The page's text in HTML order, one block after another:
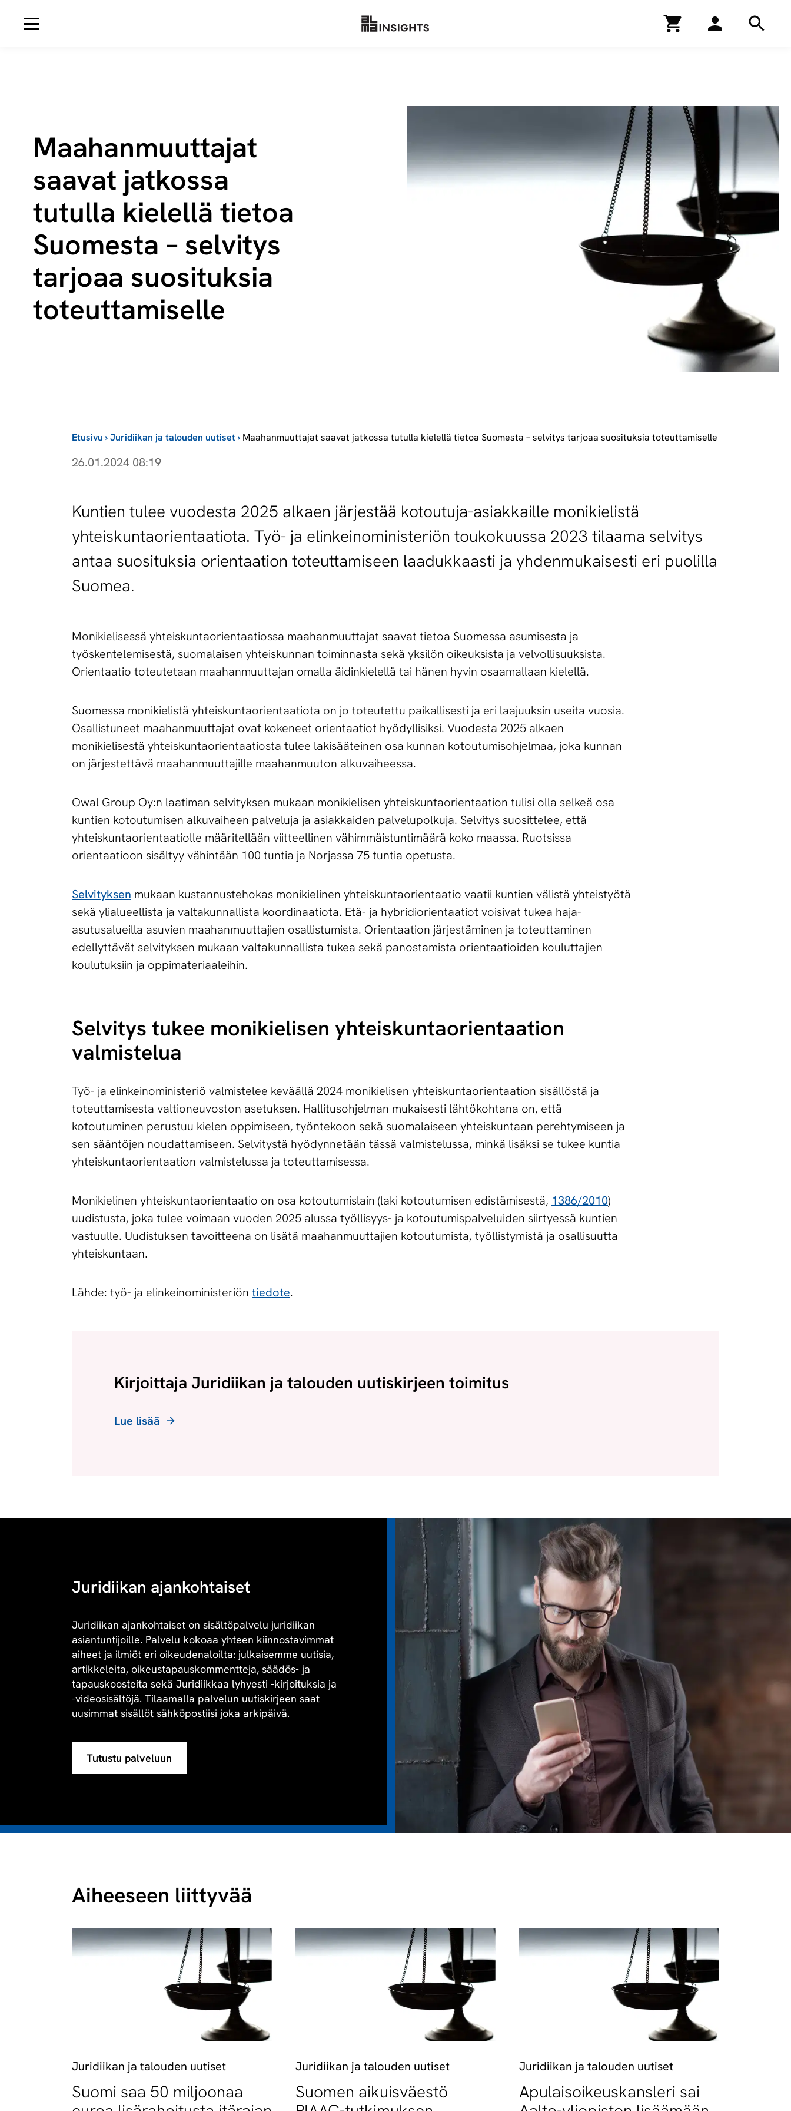
Maahanmuuttajat
saavat jatkossa
tutulla kielellä tietoa
Suomesta – selvitys
tarjoaa suosituksia
toteuttamiselle
Etusivu ›Juridiikan ja talouden uutiset› Maahanmuuttajat saavat jatkossa tutulla kielellä tietoa Suomesta – selvitys tarjoaa suosituksia toteuttamiselle
26.01.2024 08:19
Kuntien tulee vuodesta 2025 alkaen järjestää kotoutuja-asiakkaille monikielistä
yhteiskuntaorientaatiota. Työ- ja elinkeinoministeriön toukokuussa 2023 tilaama selvitys
antaa suosituksia orientaation toteuttamiseen laadukkaasti ja yhdenmukaisesti eri puolilla
Suomea.
Monikielisessä yhteiskuntaorientaatiossa maahanmuuttajat saavat tietoa Suomessa asumisesta ja
työskentelemisestä, suomalaisen yhteiskunnan toiminnasta sekä yksilön oikeuksista ja velvollisuuksista.
Orientaatio toteutetaan maahanmuuttajan omalla äidinkielellä tai hänen hyvin osaamallaan kielellä.
Suomessa monikielistä yhteiskuntaorientaatiota on jo toteutettu paikallisesti ja eri laajuuksin useita vuosia.
Osallistuneet maahanmuuttajat ovat kokeneet orientaatiot hyödyllisiksi. Vuodesta 2025 alkaen
monikielisestä yhteiskuntaorientaatiosta tulee lakisääteinen osa kunnan kotoutumisohjelmaa, joka kunnan
on järjestettävä maahanmuuttajille maahanmuuton alkuvaiheessa.
Owal Group Oy:n laatiman selvityksen mukaan monikielisen yhteiskuntaorientaation tulisi olla selkeä osa
kuntien kotoutumisen alkuvaiheen palveluja ja asiakkaiden palvelupolkuja. Selvitys suosittelee, että
yhteiskuntaorientaatiolle määritellään viitteellinen vähimmäistuntimäärä koko maassa. Ruotsissa
orientaatioon sisältyy vähintään 100 tuntia ja Norjassa 75 tuntia opetusta.
Selvityksen mukaan kustannustehokas monikielinen yhteiskuntaorientaatio vaatii kuntien välistä yhteistyötä
sekä ylialueellista ja valtakunnallista koordinaatiota. Etä- ja hybridiorientaatiot voisivat tukea haja-
asutusalueilla asuvien maahanmuuttajien osallistumista. Orientaation järjestäminen ja toteuttaminen
edellyttävät selvityksen mukaan valtakunnallista tukea sekä panostamista orientaatioiden kouluttajien
koulutuksiin ja oppimateriaaleihin.
Selvitys tukee monikielisen yh­teis­kun­tao­rien­taa­tion
valmistelua
Työ- ja elinkeinoministeriö valmistelee keväällä 2024 monikielisen yhteiskuntaorientaation sisällöstä ja
toteuttamisesta valtioneuvoston asetuksen. Hallitusohjelman mukaisesti lähtökohtana on, että
kotoutuminen perustuu kielen oppimiseen, työntekoon sekä suomalaiseen yhteiskuntaan perehtymiseen ja
sen sääntöjen noudattamiseen. Selvitystä hyödynnetään tässä valmistelussa, minkä lisäksi se tukee kuntia
yhteiskuntaorientaation valmistelussa ja toteuttamisessa.
Monikielinen yhteiskuntaorientaatio on osa kotoutumislain (laki kotoutumisen edistämisestä, 1386/2010)
uudistusta, joka tulee voimaan vuoden 2025 alussa työllisyys- ja kotoutumispalveluiden siirtyessä kuntien
vastuulle. Uudistuksen tavoitteena on lisätä maahanmuuttajien kotoutumista, työllistymistä ja osallisuutta
yhteiskuntaan.
Lähde: työ- ja elinkeinoministeriön tiedote.
Kirjoittaja Juridiikan ja talouden uutiskirjeen toimitus
Lue lisää
Juridiikan ajankohtaiset
Juridiikan ajankohtaiset on sisältöpalvelu juridiikan
asiantuntijoille. Palvelu kokoaa yhteen kiinnostavimmat
aiheet ja ilmiöt eri oikeudenaloilta: julkaisemme uutisia,
artikkeleita, oikeustapauskommentteja, säädös- ja
tapauskoosteita sekä Juridiikkaa lyhyesti -kirjoituksia ja
-videosisältöjä. Tilaamalla palvelun uutiskirjeen saat
uusimmat sisällöt sähköpostiisi joka arkipäivä.
Tutustu palveluun
Aiheeseen liittyvää
Juridiikan ja talouden uutiset
Suomi saa 50 miljoonaa
Juridiikan ja talouden uutiset
Suomen aikuisväestö
Juridiikan ja talouden uutiset
Apulaisoikeuskansleri sai